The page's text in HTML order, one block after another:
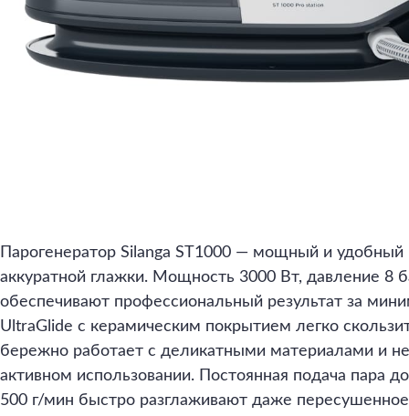
Парогенератор Silanga ST1000 — мощный и
аккуратной глажки. Мощность 3000 Вт, давление 8
обеспечивают профессиональный результат за
UltraGlide с керамическим покрытием легко
бережно работает с деликатными материалами и не
активном использовании. Постоянная подача пара
500 г/мин быстро разглаживают даже